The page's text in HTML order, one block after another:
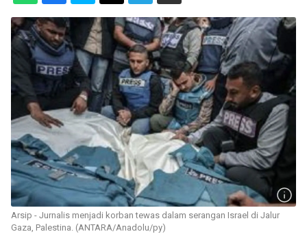
Arsip - Jurnalis menjadi korban tewas dalam serangan Israel di Jalur
Gaza, Palestina. (ANTARA/Anadolu/py)